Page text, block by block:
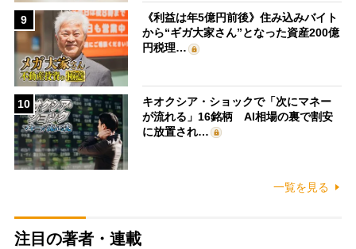
9
《利益は年5億円前後》住み込みバイト
から“ギガ大家さん”となった資産200億
円税理…
10
キオクシア・ショックで「次にマネー
が流れる」16銘柄 AI相場の裏で割安
に放置され…
一覧を見る
注目の著者・連載